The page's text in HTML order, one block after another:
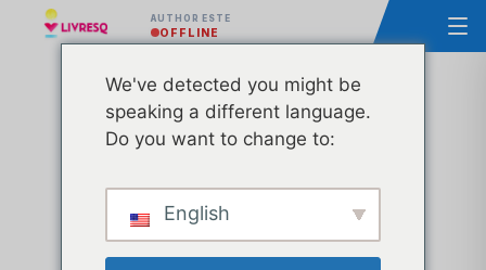
AUTHOR ESTE
OFFLINE
Cont Afiliat
We've detected you might be
speaking a different language.
Do you want to change to:
English